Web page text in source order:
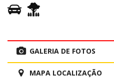
GALERIA DE FOTOS
MAPA LOCALIZAÇÃO